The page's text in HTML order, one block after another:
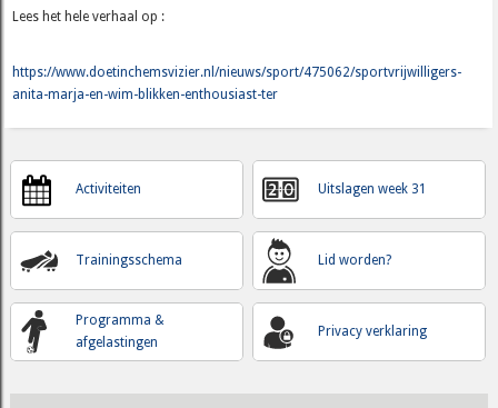
Lees het hele verhaal op :
https://www.doetinchemsvizier.nl/nieuws/sport/475062/sportvrijwilligers-
anita-marja-en-wim-blikken-enthousiast-ter
Activiteiten
Trainingsschema
Programma &
afgelastingen
Uitslagen week 31
Lid worden?
Privacy verklaring